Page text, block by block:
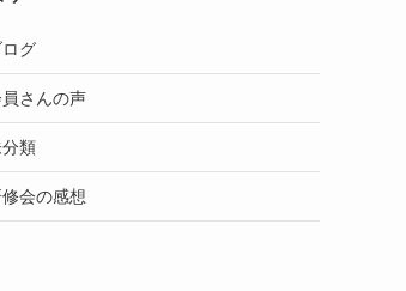
グ
さんの声
類
会の感想